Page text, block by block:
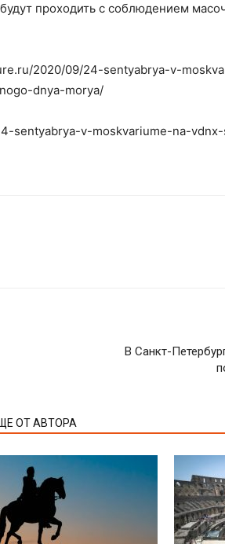
проходить с соблюдением
2020/09/24-sentyabrya-v-
dnya-morya/
sentyabrya-v-moskvariume-na-
В Санкт-
ОТ АВТОРА